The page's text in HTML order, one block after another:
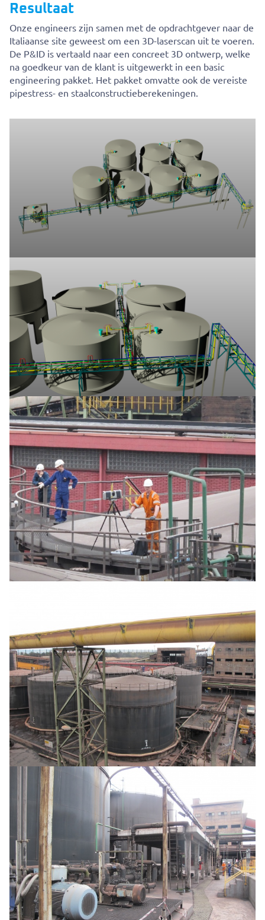
Resultaat
Onze engineers zijn samen met de opdrachtgever naar de
Italiaanse site geweest om een 3D-laserscan uit te voeren.
De P&ID is vertaald naar een concreet 3D ontwerp, welke
na goedkeur van de klant is uitgewerkt in een basic
engineering pakket. Het pakket omvatte ook de vereiste
pipestress- en staalconstructieberekeningen.